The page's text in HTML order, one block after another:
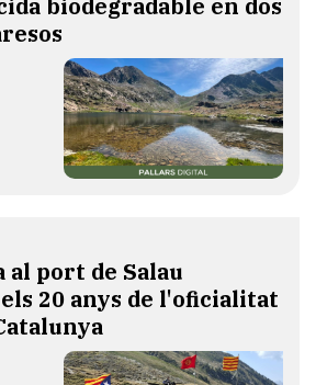
biodegradable en dos
al port de Salau
20 anys de l'oficialitat